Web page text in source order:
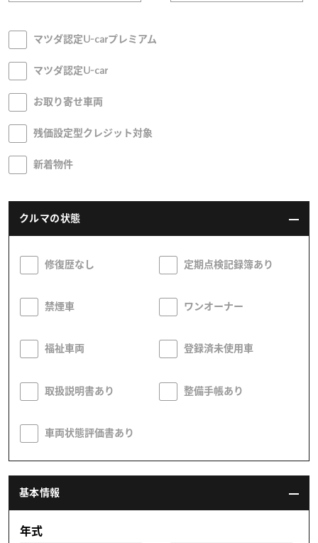
オーナーサポート
リコール情報
お問合せ/FAQ
ニュースルーム
企業・IR・採用
マツダ認定U-carプレミアム
マツダ認定U-car
お取り寄せ車両
残価設定型クレジット対象
新着物件
クルマの状態
修復歴なし 定期点検記録簿あり
禁煙車 ワンオーナー
福祉車両 登録済未使用車
取扱説明書あり 整備手帳あり
車両状態評価書あり
基本情報
年式